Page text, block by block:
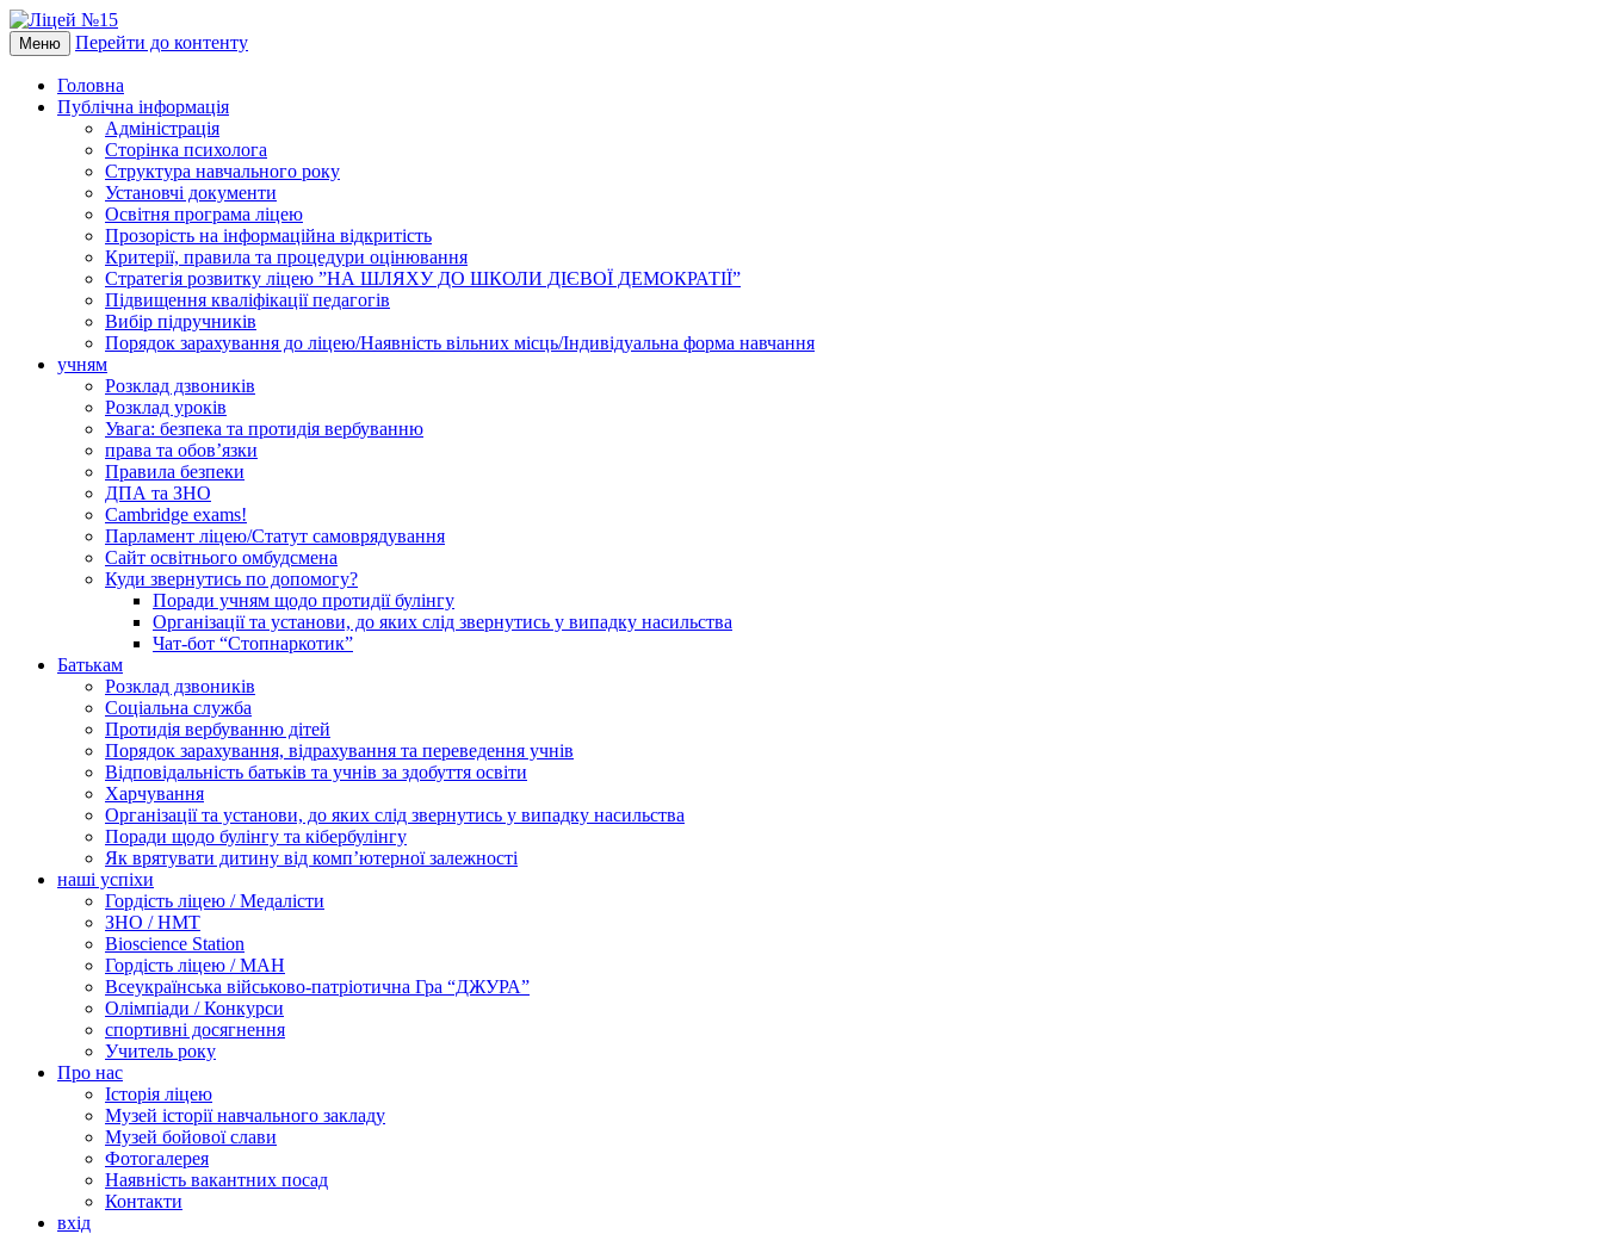
Меню Перейти до контенту
Головна
Публічна інформація
Адміністрація
Сторінка психолога
Структура навчального року
Установчі документи
Освітня програма ліцею
Прозорість на інформаційна відкритість
Критерії, правила та процедури оцінювання
Стратегія розвитку ліцею ”НА ШЛЯХУ ДО ШКОЛИ ДІЄВОЇ ДЕМОКРАТІЇ”
Підвищення кваліфікації педагогів
Вибір підручників
Порядок зарахування до ліцею/Наявність вільних місць/Індивідуальна форма навчання
учням
Розклад дзвоників
Розклад уроків
Увага: безпека та протидія вербуванню
права та обов’язки
Правила безпеки
ДПА та ЗНО
Cambridge exams!
Парламент ліцею/Статут самоврядування
Сайт освітнього омбудсмена
Куди звернутись по допомогу?
Поради учням щодо протидії булінгу
Організації та установи, до яких слід звернутись у випадку насильства
Чат-бот “Стопнаркотик”
Батькам
Розклад дзвоників
Соціальна служба
Протидія вербуванню дітей
Порядок зарахування, відрахування та переведення учнів
Відповідальність батьків та учнів за здобуття освіти
Харчування
Організації та установи, до яких слід звернутись у випадку насильства
Поради щодо булінгу та кібербулінгу
Як врятувати дитину від комп’ютерної залежності
наші успіхи
Гордість ліцею / Медалісти
ЗНО / НМТ
Bioscience Station
Гордість ліцею / МАН
Всеукраїнська військово-патріотична Гра “ДЖУРА”
Олімпіади / Конкурси
спортивні досягнення
Учитель року
Про нас
Історія ліцею
Музей історії навчального закладу
Музей бойової слави
Фотогалерея
Наявність вакантних посад
Контакти
вхід